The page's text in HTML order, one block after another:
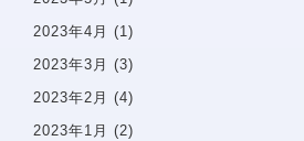
矯正治療案内
2023年4月 (1)
2023年3月 (3)
2023年2月 (4)
2023年1月 (2)